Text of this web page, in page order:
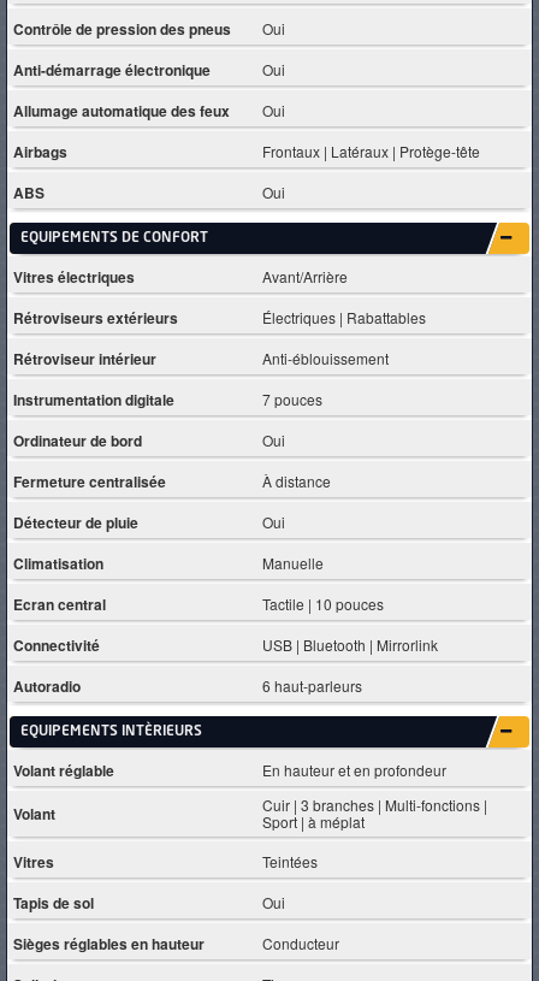
Contrôle de pression des pneus Oui
Anti-démarrage électronique Oui
Allumage automatique des feux Oui
Airbags Frontaux | Latéraux | Protège-tête
ABS Oui
EQUIPEMENTS DE CONFORT
Vitres électriques Avant/Arrière
Rétroviseurs extérieurs Électriques | Rabattables
Rétroviseur intérieur Anti-éblouissement
Instrumentation digitale 7 pouces
Ordinateur de bord Oui
Fermeture centralisée À distance
Détecteur de pluie Oui
Climatisation Manuelle
Ecran central Tactile | 10 pouces
Connectivité USB | Bluetooth | Mirrorlink
Autoradio 6 haut-parleurs
EQUIPEMENTS INTÈRIEURS
Volant réglable En hauteur et en profondeur
Volant
Cuir | 3 branches | Multi-fonctions |
Sport | à méplat
Vitres Teintées
Tapis de sol Oui
Sièges réglables en hauteur Conducteur